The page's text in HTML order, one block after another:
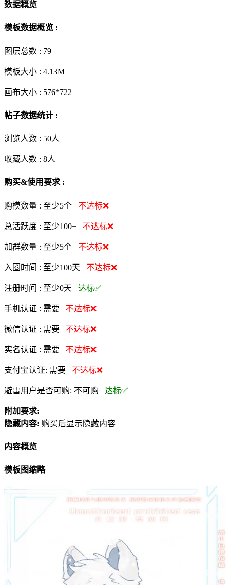
数据概览
模板数据概览 :
图层总数 : 79
模板大小 : 4.13M
画布大小 : 576*722
帖子数据统计 :
浏览人数 : 50人
收藏人数 : 8人
购买&使用要求 :
购模数量 : 至少5个 不达标❌
总活跃度 : 至少100+ 不达标❌
加群数量 : 至少5个 不达标❌
入圈时间 : 至少100天 不达标❌
注册时间 : 至少0天 达标✅
手机认证 : 需要 不达标❌
微信认证 : 需要 不达标❌
实名认证 : 需要 不达标❌
支付宝认证: 需要 不达标❌
避雷用户是否可购: 不可购 达标✅
附加要求:
隐藏内容: 购买后显示隐藏内容
内容概览
模板图缩略